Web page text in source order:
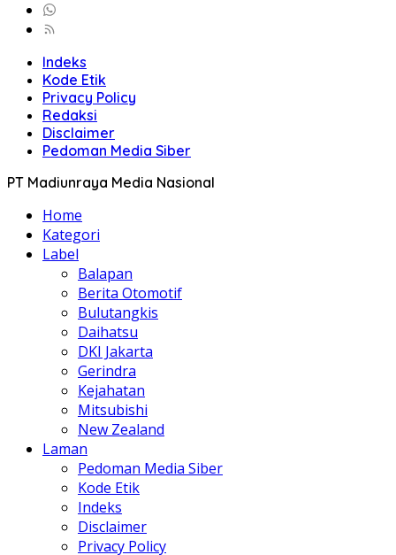
Indeks
Kode Etik
Privacy Policy
Redaksi
Disclaimer
Pedoman Media Siber
PT Madiunraya Media Nasional
Home
Kategori
Label
Balapan
Berita Otomotif
Bulutangkis
Daihatsu
DKI Jakarta
Gerindra
Kejahatan
Mitsubishi
New Zealand
Laman
Pedoman Media Siber
Kode Etik
Indeks
Disclaimer
Privacy Policy